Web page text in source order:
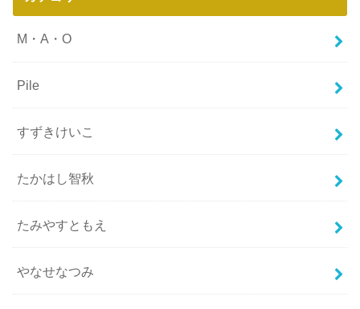
M・A・O
Pile
すずきけいこ
たかはし智秋
たみやすともえ
やなせなつみ